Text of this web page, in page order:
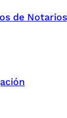
de Notarios